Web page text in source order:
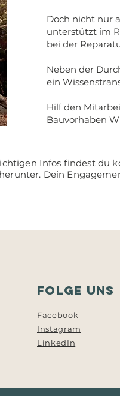
Infos findest du
Dein
Doch nicht nur
unterstützt im
bei der
Neben der
ein
Hilf den
Bauvorhaben
Folge uns
Facebook
Instagram
LinkedIn